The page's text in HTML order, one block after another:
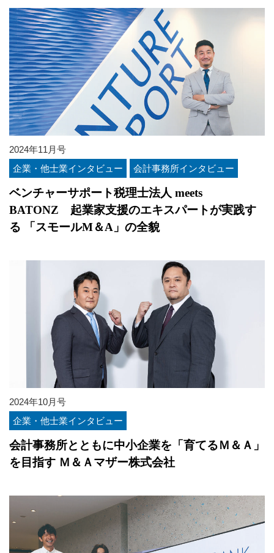
2024年11月号
企業・他士業インタビュー
会計事務所インタビュー
ベンチャーサポート税理士法人 meets
BATONZ 起業家支援のエキスパートが実践す
る 「スモールM＆A」の全貌
2024年10月号
企業・他士業インタビュー
会計事務所とともに中小企業を「育てるＭ＆Ａ」
を目指す Ｍ＆Ａマザー株式会社